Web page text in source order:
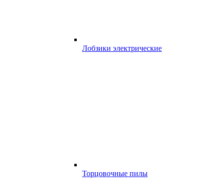
Лобзики электрические
Торцовочные пилы